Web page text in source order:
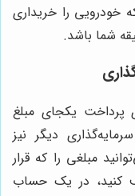
خودرویی را خریداری
شما باشد.
پرداخت یکجای مبلغ
دیگر نیز
مبلغی را که قرار
کنید، در یک حساب